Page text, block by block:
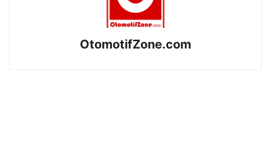
OtomotifZone.com